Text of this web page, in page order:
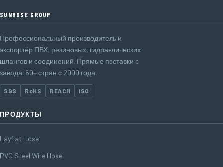
SUNHOSE GROUP
Профессиональный производитель и
экспортёр ПВХ, резиновых, гидравлических
шлангов и соединений. Прямые поставки с
завода. 60+ стран с 2000 года.
SGS RoHS REACH ISO
ПРОДУКТЫ
Layflat Hose
PVC Steel Wire Hose